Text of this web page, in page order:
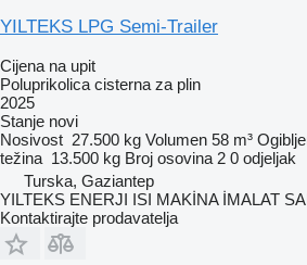
YILTEKS LPG Semi-Trailer
Cijena na upit
Poluprikolica cisterna za plin
2025
Stanje novi
Nosivost 27.500 kg Volumen 58 m³
težina 13.500 kg Broj osovina 2 0 odjeljak
Turska, Gaziantep
YILTEKS ENERJI ISI MAKİNA İMALAT
Kontaktirajte prodavatelja